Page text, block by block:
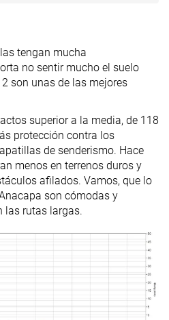
Ancho
Gore-Tex
Tirador circular Tirador
✓ ✓
#9 Top 24% #8
tengan mucha
no sentir mucho el suelo
son unas de las mejores
superior a la media, de 118
protección contra los
de senderismo. Hace
menos en terrenos duros y
afilados. Vamos, que lo
son cómodas y
las rutas largas.